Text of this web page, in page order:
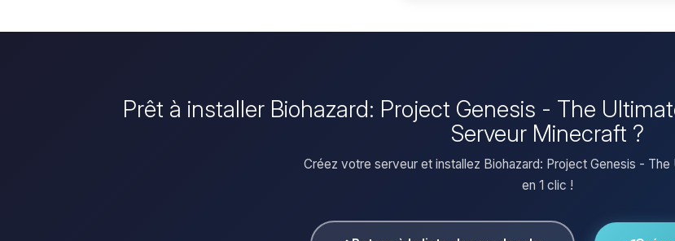
Prêt à installer Biohazard: Project Genesis - The
Serveur Minecraft ?
Créez votre serveur et installez Biohazard: Project Genesis -
en 1 clic !